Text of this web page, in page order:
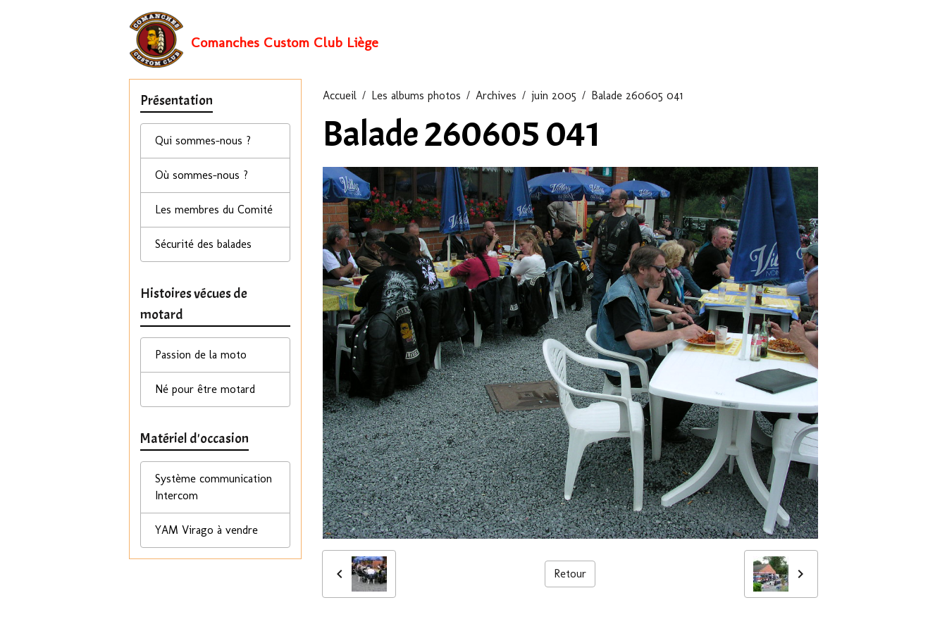
Comanches Custom Club Liège
Accueil Les albums photos Archives juin 2005 Balade 260605 041
Balade 260605 041
Retour
Présentation
Qui sommes-nous ?
Où sommes-nous ?
Les membres du Comité
Sécurité des balades
Histoires vécues de
motard
Passion de la moto
Né pour être motard
Matériel d'occasion
Système communication
Intercom
YAM Virago à vendre